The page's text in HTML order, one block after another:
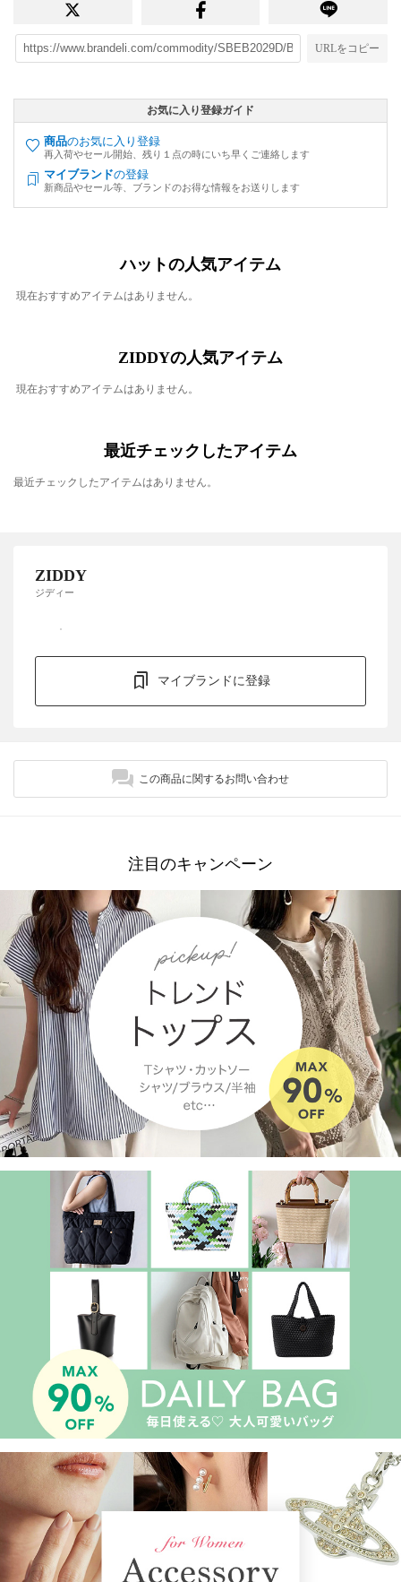
URLをコピー
お気に入り登録ガイド
商品のお気に入り登録
再入荷やセール開始、残り１点の時にいち早くご連絡します
マイブランドの登録
新商品やセール等、ブランドのお得な情報をお送りします
ハットの人気アイテム
現在おすすめアイテムはありません。
ZIDDYの人気アイテム
現在おすすめアイテムはありません。
最近チェックしたアイテム
最近チェックしたアイテムはありません。
ZIDDY
ジディー
マイブランドに登録
この商品に関するお問い合わせ
注目のキャンペーン